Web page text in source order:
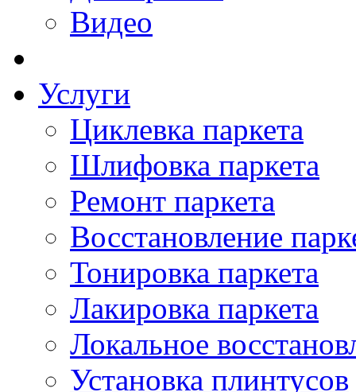
Видео
Услуги
Циклевка паркета
Шлифовка паркета
Ремонт паркета
Восстановление
Тонировка паркета
Лакировка паркета
Локальное
Установка плинтусов